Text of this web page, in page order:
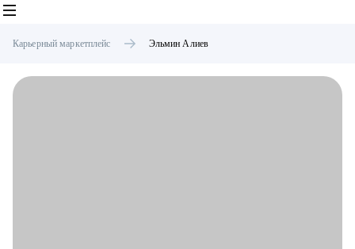
Карьерный маркетплейс Эльмин Алиев